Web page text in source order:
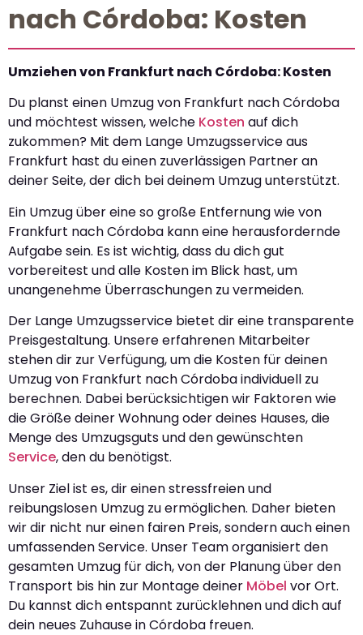
nach Córdoba: Kosten
Umziehen von Frankfurt nach Córdoba: Kosten
Du planst einen Umzug von Frankfurt nach Córdoba
und möchtest wissen, welche Kosten auf dich
zukommen? Mit dem Lange Umzugsservice aus
Frankfurt hast du einen zuverlässigen Partner an
deiner Seite, der dich bei deinem Umzug unterstützt.
Ein Umzug über eine so große Entfernung wie von
Frankfurt nach Córdoba kann eine herausfordernde
Aufgabe sein. Es ist wichtig, dass du dich gut
vorbereitest und alle Kosten im Blick hast, um
unangenehme Überraschungen zu vermeiden.
Der Lange Umzugsservice bietet dir eine transparente
Preisgestaltung. Unsere erfahrenen Mitarbeiter
stehen dir zur Verfügung, um die Kosten für deinen
Umzug von Frankfurt nach Córdoba individuell zu
berechnen. Dabei berücksichtigen wir Faktoren wie
die Größe deiner Wohnung oder deines Hauses, die
Menge des Umzugsguts und den gewünschten
Service, den du benötigst.
Unser Ziel ist es, dir einen stressfreien und
reibungslosen Umzug zu ermöglichen. Daher bieten
wir dir nicht nur einen fairen Preis, sondern auch einen
umfassenden Service. Unser Team organisiert den
gesamten Umzug für dich, von der Planung über den
Transport bis hin zur Montage deiner Möbel vor Ort.
Du kannst dich entspannt zurücklehnen und dich auf
dein neues Zuhause in Córdoba freuen.